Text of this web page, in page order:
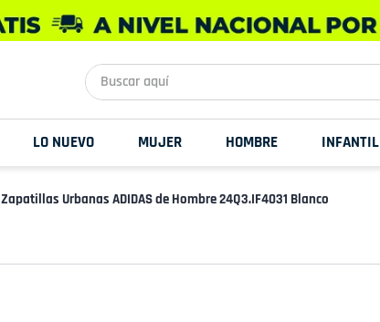
Buscar aquí
LO NUEVO MUJER HOMBRE INFANTIL
Zapatillas Urbanas ADIDAS de Hombre 24Q3.IF4031 Blanco